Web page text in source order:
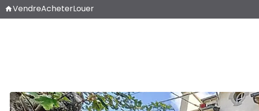
VendreAcheterLouer